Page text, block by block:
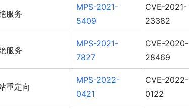
服务
MPS-2021-
5409
CVE-2021-
23382
服务
MPS-2021-
7827
CVE-2020-
28469
重定向
MPS-2022-
0421
CVE-2022-
0122